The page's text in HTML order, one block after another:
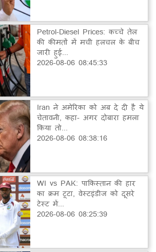
Petrol-Diesel Prices: कच्चे तेल
की कीमतों में मची हलचल के बीच
जारी हुई...
2026-08-06 08:45:33
Iran ने अमेरिका को अब दे दी है ये
चेतावनी, कहा- अगर दोबारा हमला
किया तो...
2026-08-06 08:38:16
WI vs PAK: पाकिस्तान की हार
का क्रम टूटा, वेस्टइंडीज को दूसरे
टेस्ट में...
2026-08-06 08:25:39